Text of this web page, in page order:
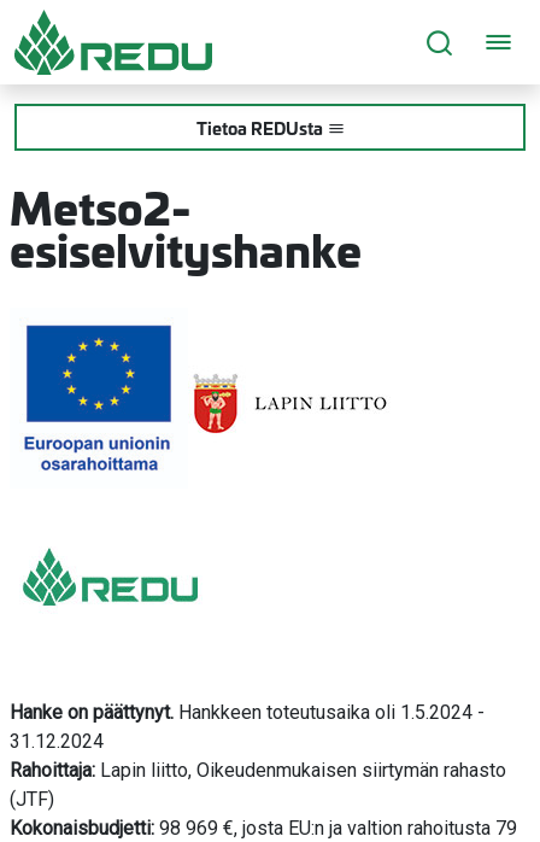
Siirry sivusisältöön
Tietoa REDUsta
Metso2-
esiselvityshanke
Hanke on päättynyt. Hankkeen toteutusaika oli 1.5.2024 -
31.12.2024
Rahoittaja: Lapin liitto, Oikeudenmukaisen siirtymän rahasto
(JTF)
Kokonaisbudjetti: 98 969 €, josta EU:n ja valtion rahoitusta 79